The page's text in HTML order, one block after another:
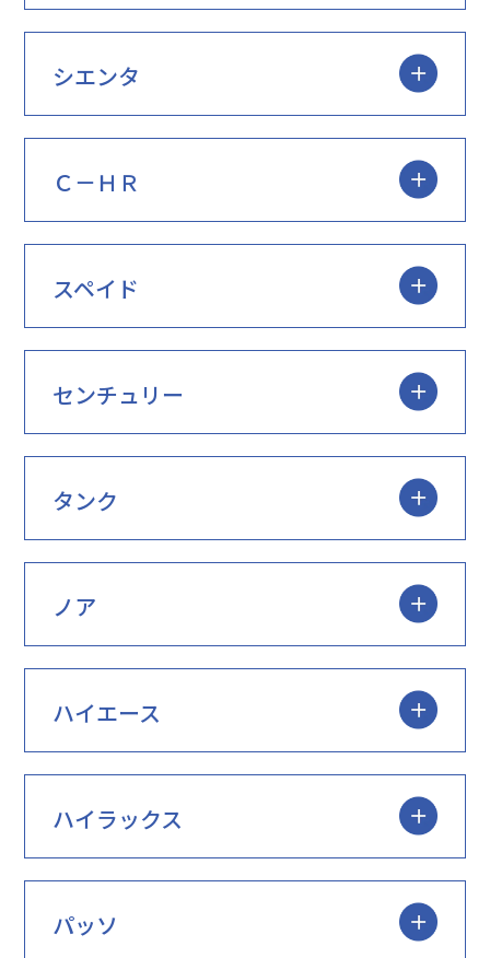
シエンタ
Ｃ－ＨＲ
スペイド
センチュリー
タンク
ノア
ハイエース
ハイラックス
パッソ